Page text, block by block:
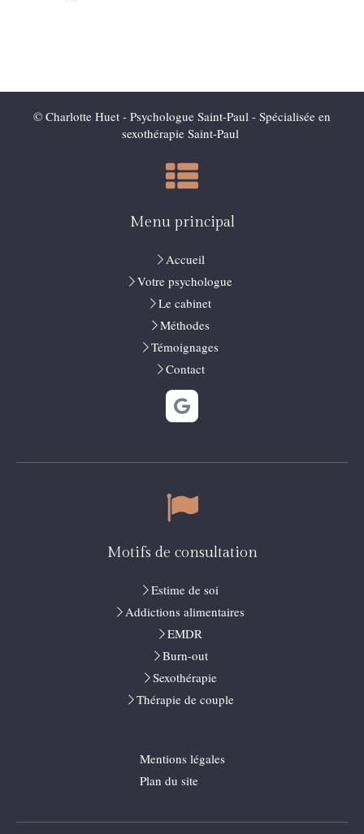
© Charlotte Huet - Psychologue Saint-Paul - Spécialisée en
sexothérapie Saint-Paul
Menu principal
Accueil
Votre psychologue
Le cabinet
Méthodes
Témoignages
Contact
Motifs de consultation
Estime de soi
Addictions alimentaires
EMDR
Burn-out
Sexothérapie
Thérapie de couple
Mentions légales
Plan du site